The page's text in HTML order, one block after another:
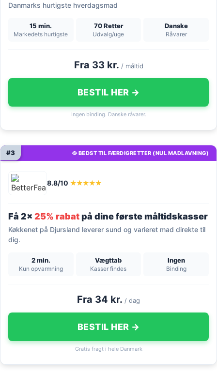
Danmarks hurtigste hverdagsmad
15 min.
Markedets hurtigste
70 Retter
Udvalg/uge
Danske
Råvarer
Fra 33 kr. / måltid
BESTIL HER →
Ingen binding. Danske råvarer.
🥘 BEDST TIL FÆRDIGRETTER (NUL MADLAVNING)
#3
8.8/10 ★★★★★
Få 2x 25% rabatpå dine første måltidskasser
Køkkenet på Djursland leverer sund og varieret mad direkte til
dig.
2 min.
Kun opvarmning
Vægttab
Kasser findes
Ingen
Binding
Fra 34 kr. / dag
BESTIL HER →
Gratis fragt i hele Danmark